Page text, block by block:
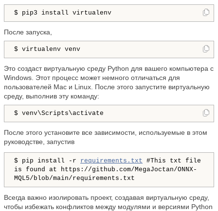
$ pip3 install virtualenv
После запуска,
$ virtualenv venv
Это создаст виртуальную среду Python для вашего компьютера с
Windows. Этот процесс может немного отличаться для
пользователей Mac и Linux. После этого запустите виртуальную
среду, выполнив эту команду:
$ venv\Scripts\activate
После этого установите все зависимости, используемые в этом
руководстве, запустив
$ pip install -r requirements.txt #This txt file
is found at https://github.com/MegaJoctan/ONNX-
MQL5/blob/main/requirements.txt
Всегда важно изолировать проект, создавая виртуальную среду,
чтобы избежать конфликтов между модулями и версиями Python